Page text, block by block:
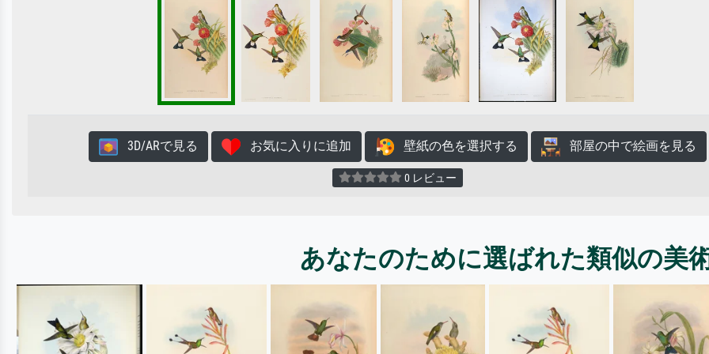
3D/ARで見る お気に入りに追加 壁紙の色を選択する 部屋の中で絵画を見る
0 レビュー
あなたのために選ばれた類似の美